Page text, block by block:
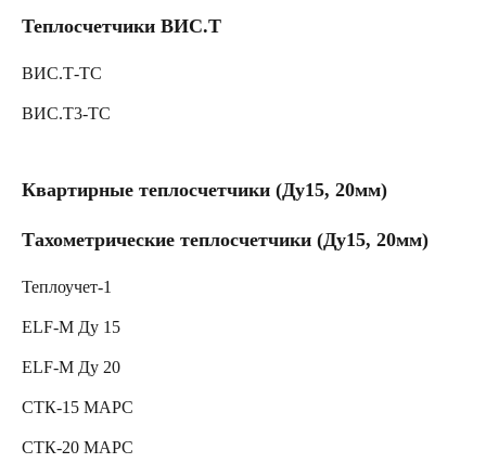
Теплосчетчики ВИС.Т
ВИС.Т-ТС
ВИС.Т3-ТС
Квартирные теплосчетчики (Ду15, 20мм)
Тахометрические теплосчетчики (Ду15, 20мм)
Теплоучет-1
ELF-M Ду 15
ELF-M Ду 20
СТК-15 МАРС
СТК-20 МАРС